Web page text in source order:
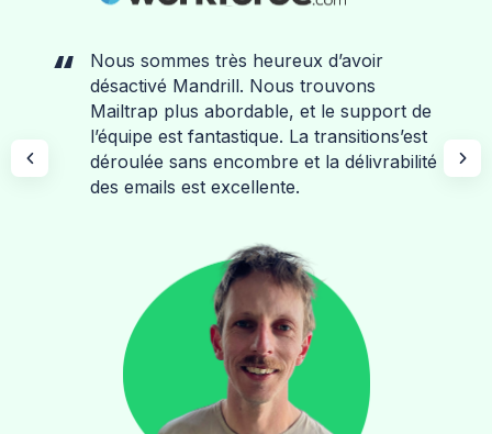
Nous sommes très heureux d’avoir
désactivé Mandrill. Nous trouvons
Mailtrap plus abordable, et le support de
l’équipe est fantastique. La transitions’est
déroulée sans encombre et la délivrabilité
des emails est excellente.